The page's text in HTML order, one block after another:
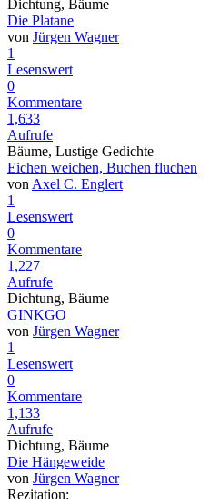
Dichtung, Bäume
Die Platane
von Jürgen Wagner
1
Lesenswert
0
Kommentare
1,633
Aufrufe
Bäume, Lustige Gedichte
Eichen weichen, Buchen fluchen
von Axel C. Englert
1
Lesenswert
0
Kommentare
1,227
Aufrufe
Dichtung, Bäume
GINKGO
von Jürgen Wagner
1
Lesenswert
0
Kommentare
1,133
Aufrufe
Dichtung, Bäume
Die Hängeweide
von Jürgen Wagner
Rezitation: